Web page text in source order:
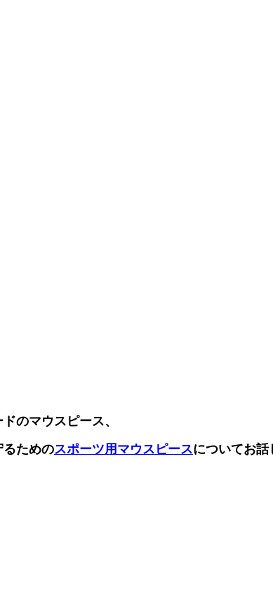
のマウスピース、
るためのスポーツ用マウスピースについてお話